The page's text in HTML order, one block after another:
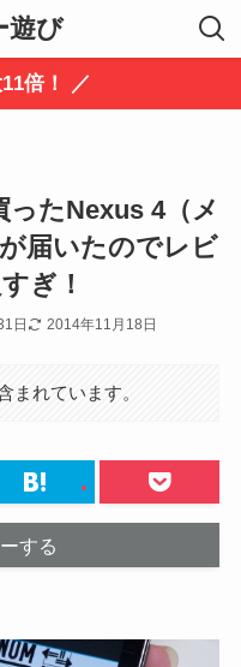
遊び
倍！ ／
ったNexus 4（メ
届いたのでレビ
ぎ！
日 2014年11月18日
まれています。
する